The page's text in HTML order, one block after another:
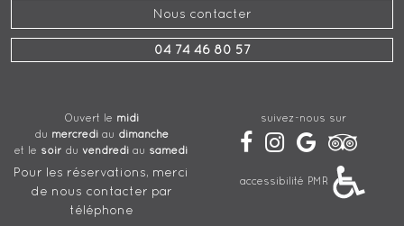
Nous contacter
04 74 46 80 57
Ouvert le midi
du mercrediau dimanche
et le soir du vendredi au samedi
Pour les réservations, merci
de nous contacter par
téléphone
suivez-nous sur
accessibilité PMR